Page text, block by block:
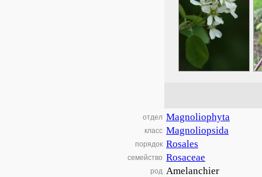
отдел Magnoliophyta
класс Magnoliopsida
порядок Rosales
семейство Rosaceae
род Amelanchier